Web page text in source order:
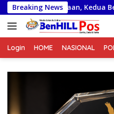
Langsung
ke
konten
Breaking News
Kedua Belah Pihak
Login HOME NASIONAL